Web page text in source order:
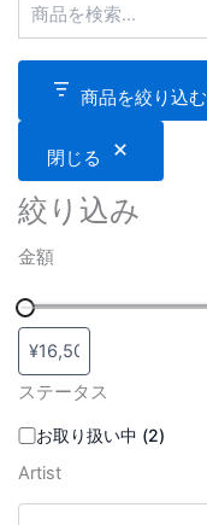
商品を絞り込む
閉じる
絞り込み
金額
ステータス
お取り扱い中 (2)
Artist